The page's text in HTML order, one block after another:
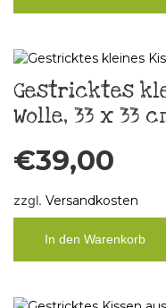
Gestricktes
Wolle, 33 x 33
€39,00
zzgl. Versandkosten
In den Warenkorb